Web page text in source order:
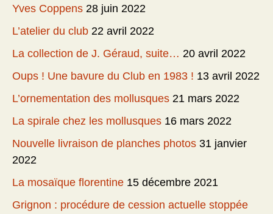
Yves Coppens 28 juin 2022
L’atelier du club 22 avril 2022
La collection de J. Géraud, suite… 20 avril 2022
Oups ! Une bavure du Club en 1983 ! 13 avril 2022
L’ornementation des mollusques 21 mars 2022
La spirale chez les mollusques 16 mars 2022
Nouvelle livraison de planches photos 31 janvier
2022
La mosaïque florentine 15 décembre 2021
Grignon : procédure de cession actuelle stoppée